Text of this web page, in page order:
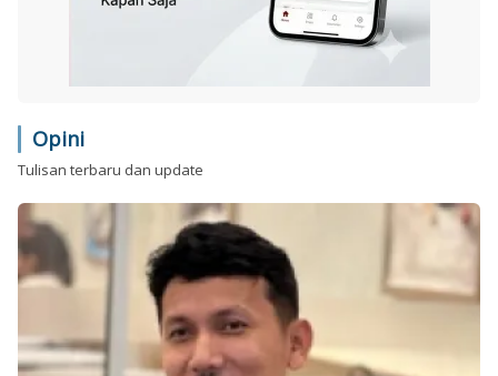
Opini
Tulisan terbaru dan update